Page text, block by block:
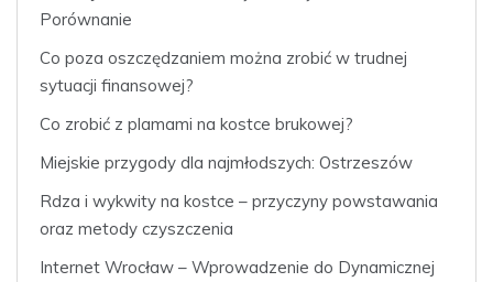
Porównanie
Co poza oszczędzaniem można zrobić w trudnej
sytuacji finansowej?
Co zrobić z plamami na kostce brukowej?
Miejskie przygody dla najmłodszych: Ostrzeszów
Rdza i wykwity na kostce – przyczyny powstawania
oraz metody czyszczenia
Internet Wrocław – Wprowadzenie do Dynamicznej